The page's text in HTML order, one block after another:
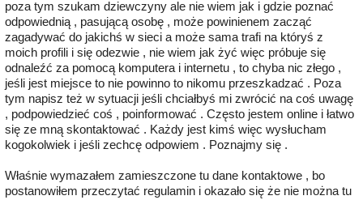
poza tym szukam dziewczyny ale nie wiem jak i gdzie poznać
odpowiednią , pasującą osobę , może powinienem zacząć
zagadywać do jakichś w sieci a może sama trafi na któryś z
moich profili i się odezwie , nie wiem jak żyć więc próbuje się
odnaleźć za pomocą komputera i internetu , to chyba nic złego ,
jeśli jest miejsce to nie powinno to nikomu przeszkadzać . Poza
tym napisz też w sytuacji jeśli chciałbyś mi zwrócić na coś uwagę
, podpowiedzieć coś , poinformować . Często jestem online i łatwo
się ze mną skontaktować . Każdy jest kimś więc wysłucham
kogokolwiek i jeśli zechcę odpowiem . Poznajmy się .
Właśnie wymazałem zamieszczone tu dane kontaktowe , bo
postanowiłem przeczytać regulamin i okazało się że nie można tu